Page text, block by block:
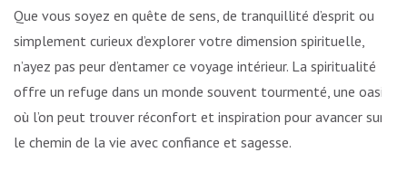
Que vous soyez en quête de sens, de tranquillité d’esprit ou
simplement curieux d’explorer votre dimension spirituelle,
n’ayez pas peur d’entamer ce voyage intérieur. La spiritualité
offre un refuge dans un monde souvent tourmenté, une oasis
où l’on peut trouver réconfort et inspiration pour avancer sur
le chemin de la vie avec confiance et sagesse.